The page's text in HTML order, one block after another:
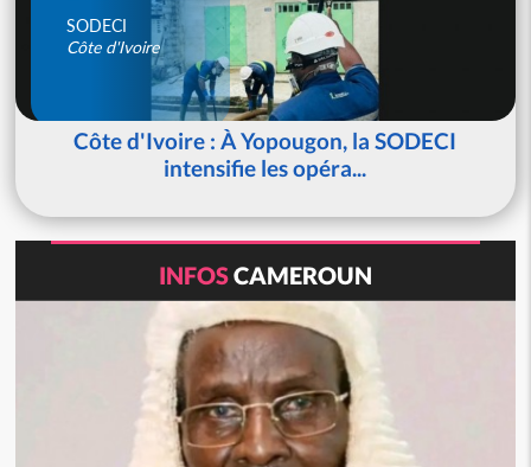
SODECI
Côte d'Ivoire
Côte d'Ivoire : À Yopougon, la SODECI
intensifie les opéra...
INFOSCAMEROUN